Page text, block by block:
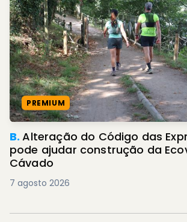
PREMIUM
B.Alteração do Código das Expropriações
pode ajudar construção da
Cávado
7 agosto 2026